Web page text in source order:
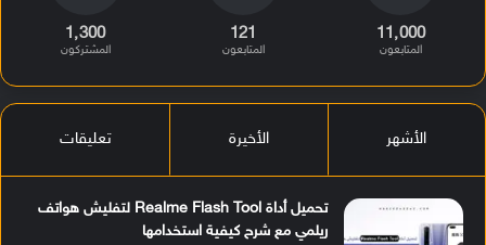
11٬000
المتابعون
121
المتابعون
1٬300
المشتركون
الأشهر الأخيرة تعليقات
تحميل أداة Realme Flash Tool لتفليش هواتف
ريلمي مع شرح كيفية استخدامها